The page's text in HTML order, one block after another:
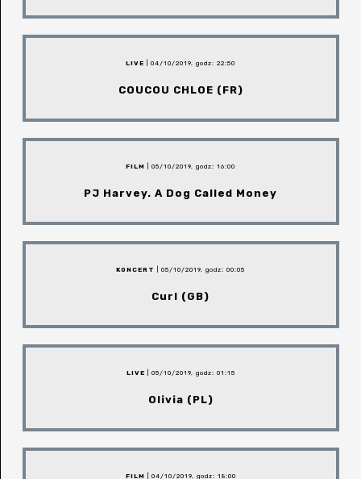
LIVE | 04/10/2019, godz: 22:50
COUCOU CHLOE (FR)
FILM | 05/10/2019, godz: 16:00
PJ Harvey. A Dog Called Money
KONCERT | 05/10/2019, godz: 00:05
Curl (GB)
LIVE | 05/10/2019, godz: 01:15
Olivia (PL)
FILM | 04/10/2019, godz: 18:00